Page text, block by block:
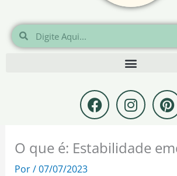
Pesquisar
Pesquisar
F
a
c
e
b
I
n
s
t
a
P
i
n
t
e
O que é: Estabilidade
Por/07/07/2023